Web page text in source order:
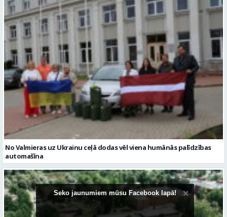
No Valmieras uz Ukrainu ceļā dodas vēl viena humānās palīdzības
automašīna
Seko jaunumiem mūsu Facebook lapā!